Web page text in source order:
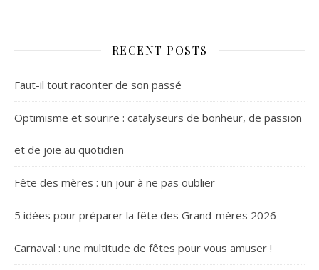
RECENT POSTS
Faut-il tout raconter de son passé
Optimisme et sourire : catalyseurs de bonheur, de passion
et de joie au quotidien
Fête des mères : un jour à ne pas oublier
5 idées pour préparer la fête des Grand-mères 2026
Carnaval : une multitude de fêtes pour vous amuser !